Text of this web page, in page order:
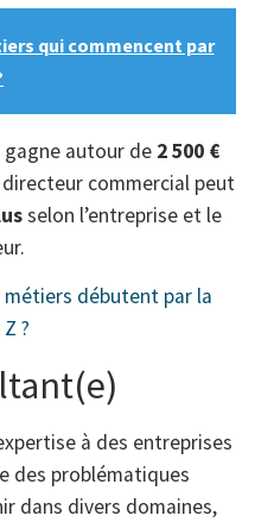
qui commencent par
gagne autour de 2 500 €
directeur commercial peut
selon l’entreprise et le
métiers débutent par la
?
à des entreprises
des problématiques
dans divers domaines,